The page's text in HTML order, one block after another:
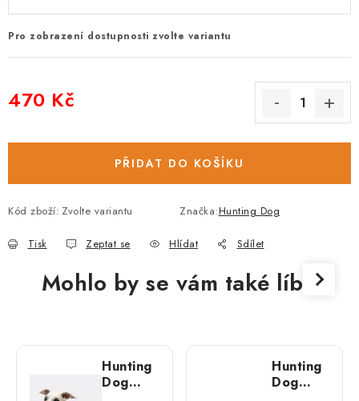
Pro zobrazení dostupnosti zvolte variantu
470 Kč
PŘIDAT DO KOŠÍKU
Kód zboží: Zvolte variantu Značka:Hunting Dog
Tisk Zeptat se Hlídat Sdílet
Mohlo by se vám také líbit
Hunting
Dog
Hunting
Dog